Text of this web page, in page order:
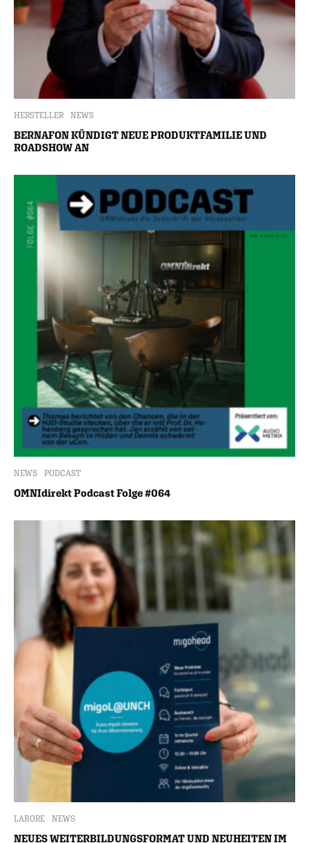
HERSTELLER NEWS
BERNAFON KÜNDIGT NEUE PRODUKTFAMILIE UND
ROADSHOW AN
NEWS PODCAST
OMNIdirekt Podcast Folge #064
LABORE NEWS
NEUES WEITERBILDUNGSFORMAT UND NEUHEITEN IM